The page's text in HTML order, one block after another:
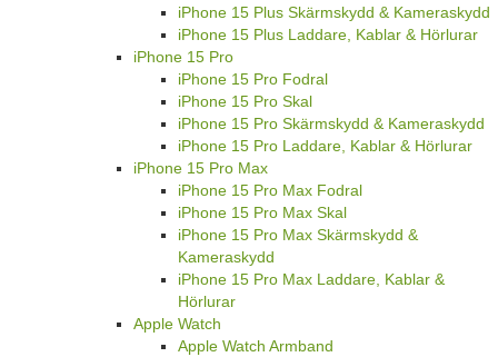
iPhone 15 Plus Skärmskydd & Kameraskydd
iPhone 15 Plus Laddare, Kablar & Hörlurar
iPhone 15 Pro
iPhone 15 Pro Fodral
iPhone 15 Pro Skal
iPhone 15 Pro Skärmskydd & Kameraskydd
iPhone 15 Pro Laddare, Kablar & Hörlurar
iPhone 15 Pro Max
iPhone 15 Pro Max Fodral
iPhone 15 Pro Max Skal
iPhone 15 Pro Max Skärmskydd &
Kameraskydd
iPhone 15 Pro Max Laddare, Kablar &
Hörlurar
Apple Watch
Apple Watch Armband